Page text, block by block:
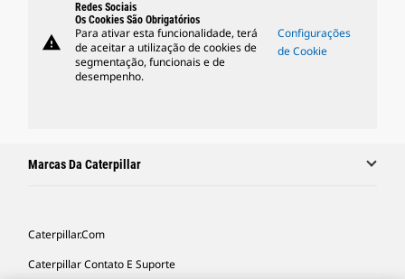
warning
Redes Sociais
Os Cookies São Obrigatórios
Para ativar esta funcionalidade, terá
de aceitar a utilização de cookies de
segmentação, funcionais e de
desempenho.
Configurações
de Cookie
Marcas Da Caterpillar
Caterpillar.com
Caterpillar Contato E Suporte